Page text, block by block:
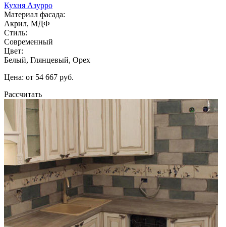
Кухня Азурро
Материал фасада:
Акрил, МДФ
Стиль:
Современный
Цвет:
Белый, Глянцевый, Орех
Цена: от 54 667 руб.
Рассчитать